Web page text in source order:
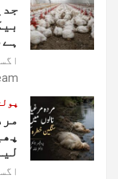
اگست 5,
اگست 5,